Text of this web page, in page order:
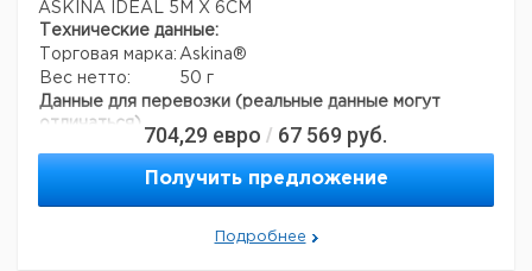
ASKINA IDEAL 5M X 6CM
Технические данные:
Торговая марка: Askina®
Вес нетто:
50 г
Данные для перевозки (реальные данные могут
отличаться)
Страна происхождения:Китай
Страна происхождения:
Рейнланд-Пфальц
704,29 евро / 67 569 руб.
Получить предложение
Подробнее